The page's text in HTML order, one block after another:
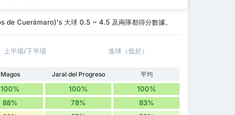
Cuerámaro)'s 大球 0.5 ~ 4.5 及兩隊都得分數據。
上半場/下半場 進球（低於）
Magos Jaral del Progreso
平均
100% 100% 100%
88% 78% 83%